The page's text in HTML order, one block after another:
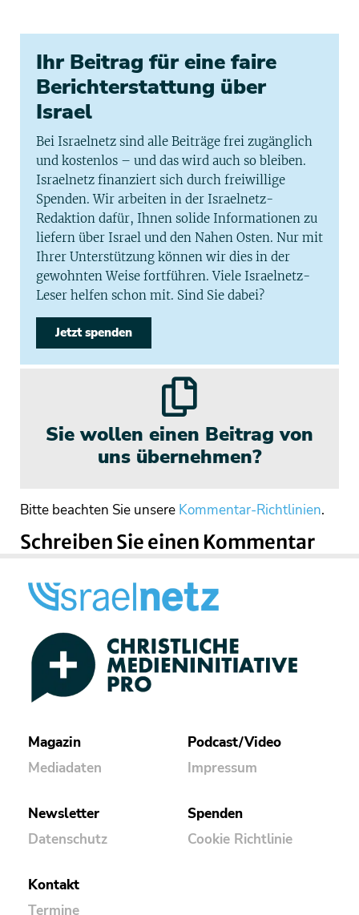
Ihr Beitrag für eine faire
Berichterstattung über
Israel
Bei Israelnetz sind alle Beiträge frei zugänglich
und kostenlos – und das wird auch so bleiben.
Israelnetz finanziert sich durch freiwillige
Spenden. Wir arbeiten in der Israelnetz-
Redaktion dafür, Ihnen solide Informationen zu
liefern über Israel und den Nahen Osten. Nur mit
Ihrer Unterstützung können wir dies in der
gewohnten Weise fortführen. Viele Israelnetz-
Leser helfen schon mit. Sind Sie dabei?
Jetzt spenden
Sie wollen einen Beitrag von
uns übernehmen?
Bitte beachten Sie unsere Kommentar-Richtlinien.
Schreiben Sie einen Kommentar
Magazin
Mediadaten
Podcast/Video
Impressum
Newsletter
Datenschutz
Spenden
Cookie Richtlinie
Kontakt
Termine